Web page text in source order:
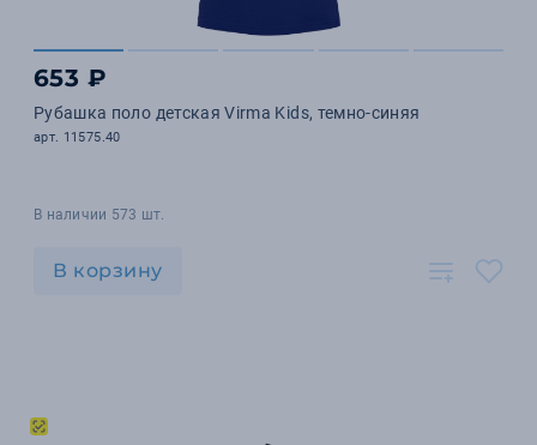
653 ₽
Рубашка поло детская Virma Kids, темно-синяя
арт. 11575.40
В наличии 573 шт.
В корзину